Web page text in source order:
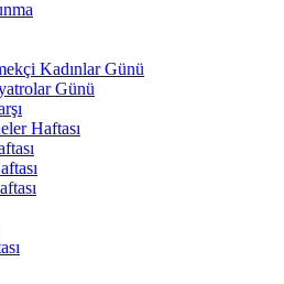
Kadınlar Günü
Günü
Haftası